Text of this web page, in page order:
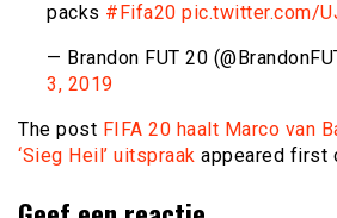
packs #Fifa20 pic.twitter.com/
— Brandon FUT 20
3, 2019
The post FIFA 20 haalt Marco van
‘Sieg Heil’ uitspraak appeared first